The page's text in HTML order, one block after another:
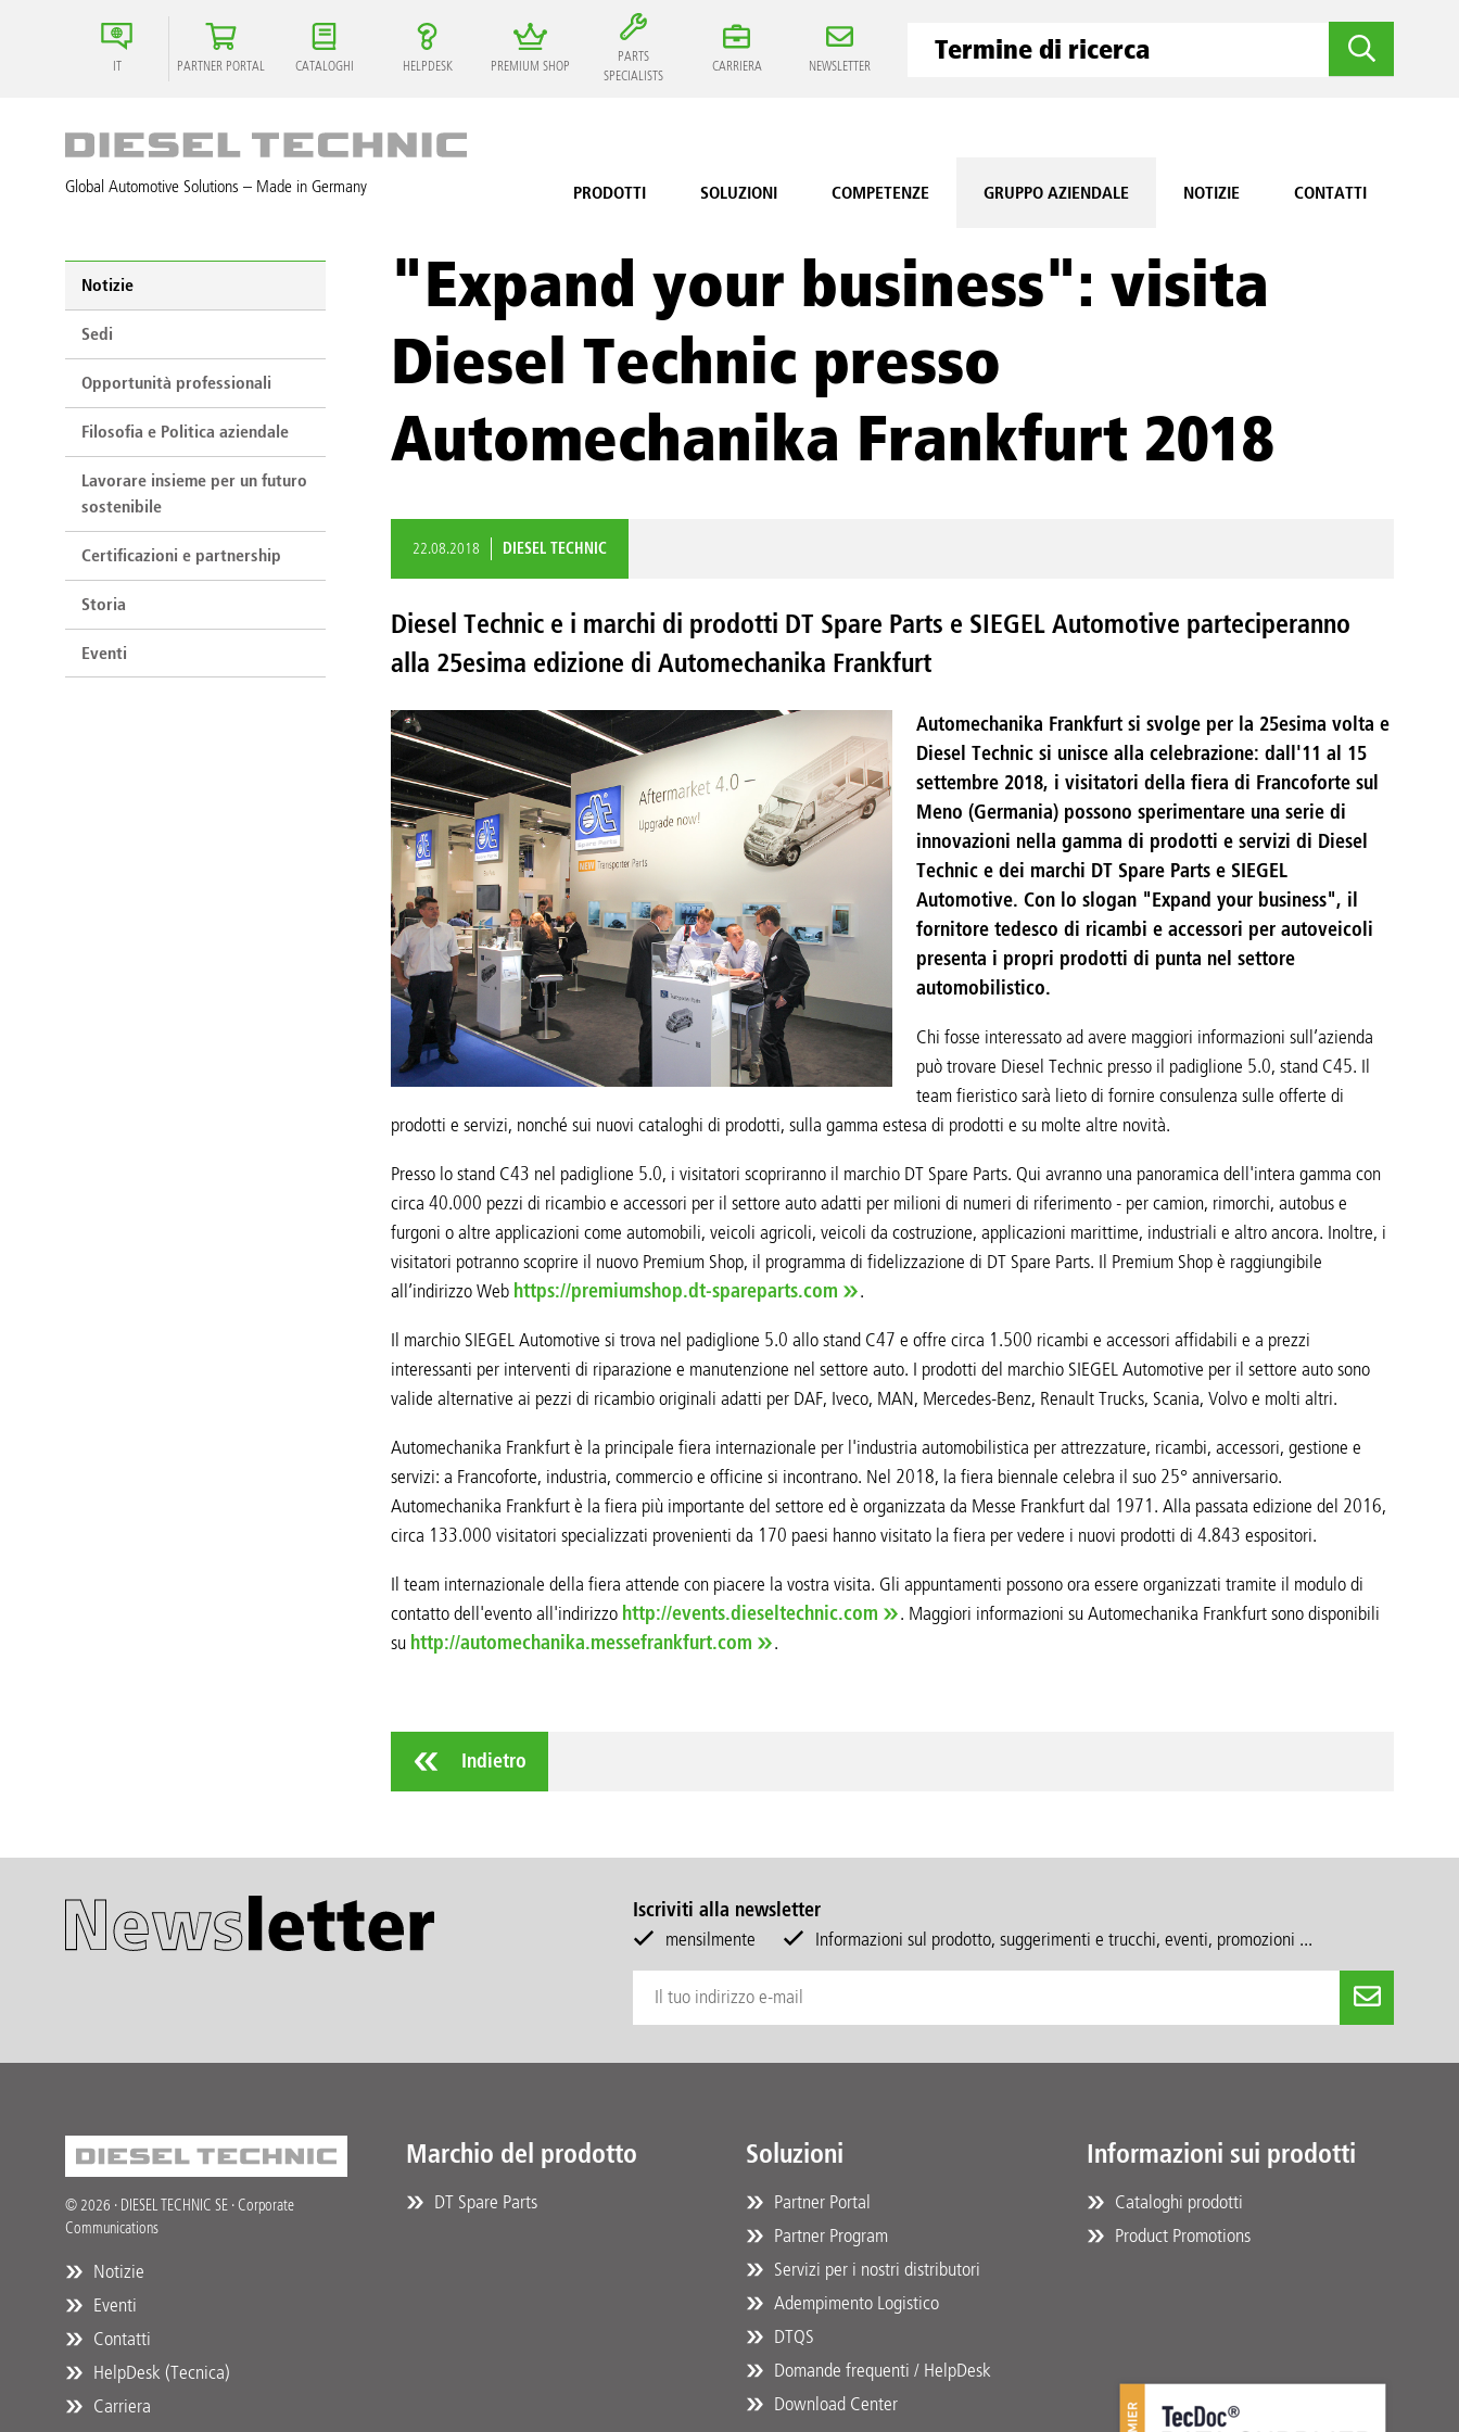
IT PARTNER PORTAL CATALOGHI HELPDESK PREMIUM SHOP
PARTS
SPECIALISTS
CARRIERA NEWSLETTER
Global Automotive Solutions – Made in Germany PRODOTTI SOLUZIONI COMPETENZE GRUPPO AZIENDALE NOTIZIE CONTATTI
"Expand your business": visita
Diesel Technic presso
Automechanika Frankfurt 2018
22.08.2018 DIESEL TECHNIC
Diesel Technic e i marchi di prodotti DT Spare Parts e SIEGEL Automotive parteciperanno
alla 25esima edizione di Automechanika Frankfurt
Automechanika Frankfurt si svolge per la 25esima volta e
Diesel Technic si unisce alla celebrazione: dall'11 al 15
settembre 2018, i visitatori della fiera di Francoforte sul
Meno (Germania) possono sperimentare una serie di
innovazioni nella gamma di prodotti e servizi di Diesel
Technic e dei marchi DT Spare Parts e SIEGEL
Automotive. Con lo slogan "Expand your business", il
fornitore tedesco di ricambi e accessori per autoveicoli
presenta i propri prodotti di punta nel settore
automobilistico.
Chi fosse interessato ad avere maggiori informazioni sull’azienda
può trovare Diesel Technic presso il padiglione 5.0, stand C45. Il
team fieristico sarà lieto di fornire consulenza sulle offerte di
prodotti e servizi, nonché sui nuovi cataloghi di prodotti, sulla gamma estesa di prodotti e su molte altre novità.
Presso lo stand C43 nel padiglione 5.0, i visitatori scopriranno il marchio DT Spare Parts. Qui avranno una panoramica dell'intera gamma con
circa 40.000 pezzi di ricambio e accessori per il settore auto adatti per milioni di numeri di riferimento - per camion, rimorchi, autobus e
furgoni o altre applicazioni come automobili, veicoli agricoli, veicoli da costruzione, applicazioni marittime, industriali e altro ancora. Inoltre, i
visitatori potranno scoprire il nuovo Premium Shop, il programma di fidelizzazione di DT Spare Parts. Il Premium Shop è raggiungibile
all’indirizzo Web https://premiumshop.dt-spareparts.com .
Il marchio SIEGEL Automotive si trova nel padiglione 5.0 allo stand C47 e offre circa 1.500 ricambi e accessori affidabili e a prezzi
interessanti per interventi di riparazione e manutenzione nel settore auto. I prodotti del marchio SIEGEL Automotive per il settore auto sono
valide alternative ai pezzi di ricambio originali adatti per DAF, Iveco, MAN, Mercedes-Benz, Renault Trucks, Scania, Volvo e molti altri.
Automechanika Frankfurt è la principale fiera internazionale per l'industria automobilistica per attrezzature, ricambi, accessori, gestione e
servizi: a Francoforte, industria, commercio e officine si incontrano. Nel 2018, la fiera biennale celebra il suo 25° anniversario.
Automechanika Frankfurt è la fiera più importante del settore ed è organizzata da Messe Frankfurt dal 1971. Alla passata edizione del 2016,
circa 133.000 visitatori specializzati provenienti da 170 paesi hanno visitato la fiera per vedere i nuovi prodotti di 4.843 espositori.
Il team internazionale della fiera attende con piacere la vostra visita. Gli appuntamenti possono ora essere organizzati tramite il modulo di
contatto dell'evento all'indirizzo http://events.dieseltechnic.com
. Maggiori informazioni su Automechanika Frankfurt sono disponibili
su http://automechanika.messefrankfurt.com .
Indietro
Notizie
Sedi
Opportunità professionali
Filosofia e Politica aziendale
Lavorare insieme per un futuro
sostenibile
Certificazioni e partnership
Storia
Eventi
Iscriviti alla newsletter
mensilmente
Informazioni sul prodotto, suggerimenti e trucchi, eventi, promozioni ...
© 2026 · DIESEL TECHNIC SE · Corporate
Communications
Notizie
Eventi
Contatti
HelpDesk (Tecnica)
Carriera
Marchio del prodotto
DT Spare Parts
Soluzioni
Partner Portal
Partner Program
Servizi per i nostri distributori
Adempimento Logistico
DTQS
Domande frequenti / HelpDesk
Download Center
Informazioni sui prodotti
Cataloghi prodotti
Product Promotions